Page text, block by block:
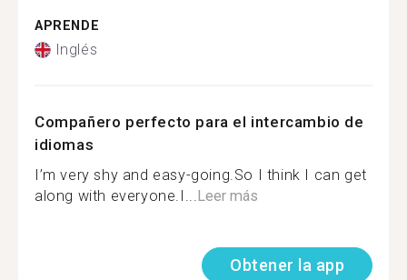
APRENDE
Inglés
Compañero perfecto para el intercambio de
idiomas
I’m very shy and easy-going.So I think I can get
along with everyone.I...Leer más
Obtener la app